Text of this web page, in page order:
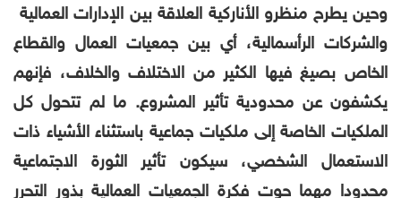
وحين يطرح منظرو الأناركية العلاقة بين الإدارات العمالية
والشركات الرأسمالية، أي بين جمعيات العمال والقطاع
الخاص بصيغ فيها الكثير من الاختلاف والخلاف، فإنهم
يكشفون عن محدودية تأثير المشروع. ما لم تتحول كل
الملكيات الخاصة إلى ملكيات جماعية باستثناء الأشياء ذات
الاستعمال الشخصي، سيكون تأثير الثورة الاجتماعية
محدودا مهما حوت فكرة الجمعيات العمالية بذور التحرر